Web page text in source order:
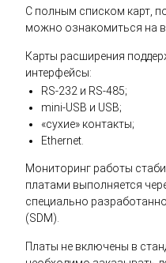
С полным списком карт,
можно ознакомиться на
Карты расширения
интерфейсы:
RS-232 и RS-485;
mini-USB и USB;
«сухие» контакты;
Ethernet.
Мониторинг работы
платами выполняется
специально
(SDM).
Платы не включены в